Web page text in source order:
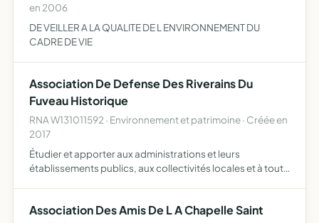
en 2006
DE VEILLER A LA QUALITE DE L ENVIRONNEMENT DU
CADRE DE VIE
Association De Defense Des Riverains Du
Fuveau Historique
RNA W131011592 · Environnement et patrimoine · Créée en
2017
Étudier et apporter aux administrations et leurs
établissements publics, aux collectivités locales et à toute
Association Des Amis De L A Chapelle Saint